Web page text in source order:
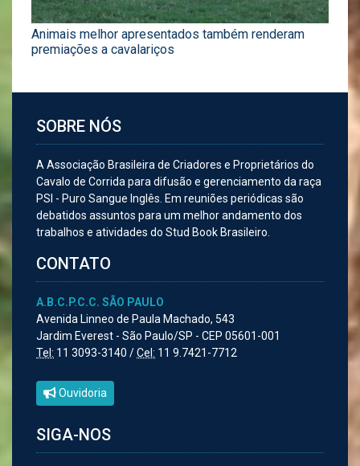
Animais melhor apresentados também renderam
premiações a cavalariços
SOBRE NÓS
A Associação Brasileira de Criadores e Proprietários do
Cavalo de Corrida para difusão e gerenciamento da raça
PSI - Puro Sangue Inglês. Em reuniões periódicas são
debatidos assuntos para um melhor andamento dos
trabalhos e atividades do Stud Book Brasileiro.
CONTATO
A.B.C.P.C.C. SÃO PAULO
Avenida Linneo de Paula Machado, 543
Jardim Everest - São Paulo/SP - CEP 05601-001
Tel: 11 3093-3140 /Cel: 11 9.7421-7712
Ouvidoria
SIGA-NOS